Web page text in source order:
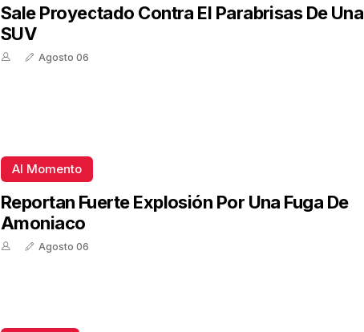
Sale Proyectado Contra El Parabrisas De Una
SUV
Agosto 06
Al Momento
Reportan Fuerte Explosión Por Una Fuga De
Amoniaco
Agosto 06